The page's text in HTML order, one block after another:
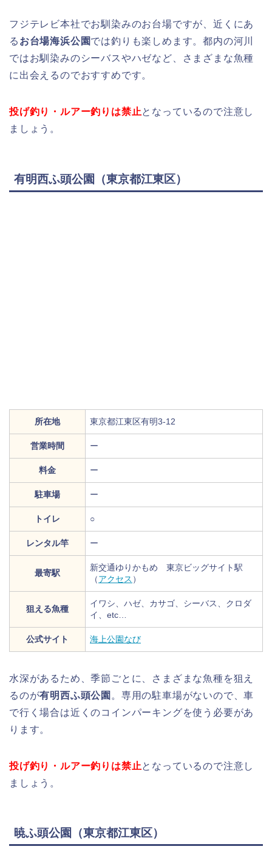
フジテレビ本社でお馴染みのお台場ですが、近くにあ
る お台場海浜公園では釣りも楽しめます。都内の河川
ではお馴染みのシーバスやハゼなど、さまざまな魚種
に出会えるのでおすすめです。
投げ釣り・ルアー釣りは禁止となっているので注意し
ましょう。
有明西ふ頭公園（東京都江東区）
所在地 東京都江東区有明3-12
営業時間 ー
料金 ー
駐車場 ー
トイレ ○
レンタル竿 ー
最寄駅
新交通ゆりかもめ 東京ビッグサイト駅
（アクセス ）
狙える魚種
イワシ、ハゼ、カサゴ、シーバス、クロダ
イ、etc…
公式サイト 海上公園なび
水深があるため、季節ごとに、さまざまな魚種を狙え
るのが有明西ふ頭公園 。専用の駐車場がないので、車
で行く場合は近くのコインパーキングを使う必要があ
ります。
投げ釣り・ルアー釣りは禁止となっているので注意し
ましょう。
暁ふ頭公園（東京都江東区）